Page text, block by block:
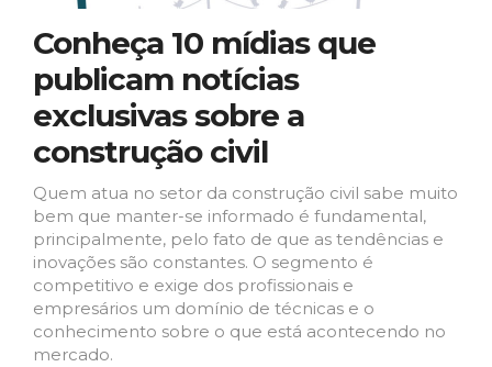
Conheça 10 mídias que
publicam notícias ​
exclusivas sobre​ ​a
construção​ ​civil
Quem atua no setor da construção civil sabe muito
bem que manter-se informado é fundamental,
principalmente, pelo fato de que as tendências e
inovações são constantes. O segmento é
competitivo e exige dos profissionais e
empresários um domínio de técnicas e o
conhecimento sobre o que está acontecendo no
mercado.